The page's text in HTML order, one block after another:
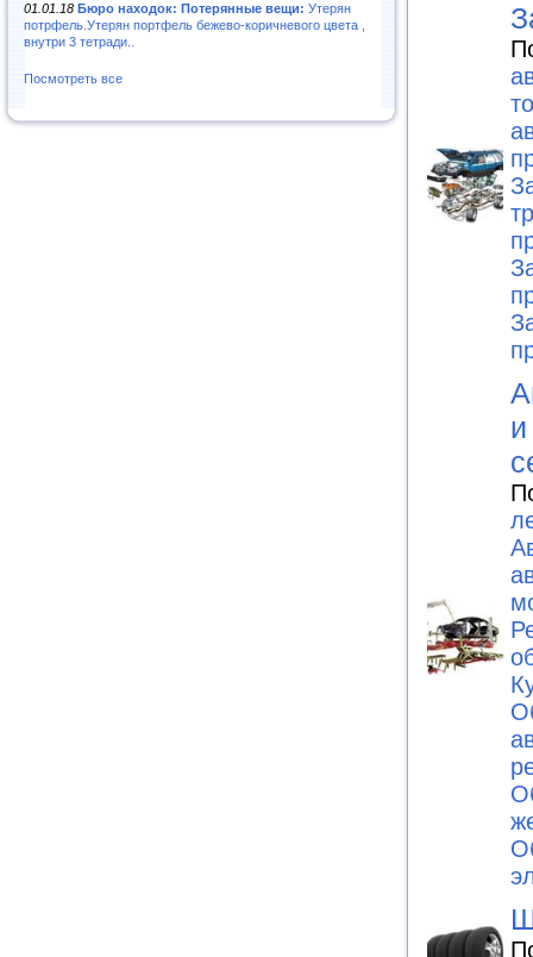
01.01.18 Бюро находок: Потерянные вещи: Утерян
потрфель.Утерян портфель бежево-коричневого цвета ,
внутри 3 тетради..
Посмотреть все